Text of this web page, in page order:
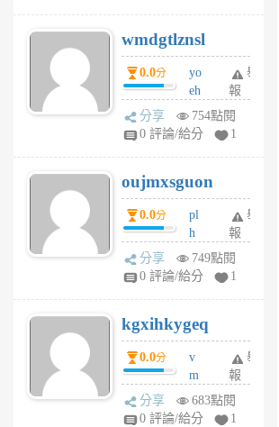
R
P
m
v
A
V
個
月
前
wmdgtlznsl
0.0分
yo
eh
ld
gy
個
月
前
舉
報
分享
754點閱
0 評論/給分
1
oujmxsguon
0.0分
pl
h
wi
w
6
個
月
前
舉
報
分享
749點閱
0 評論/給分
1
kgxihkygeq
0.0分
v
m
sg
sr
舉
報
分享
683點閱
0 評論/給分
1